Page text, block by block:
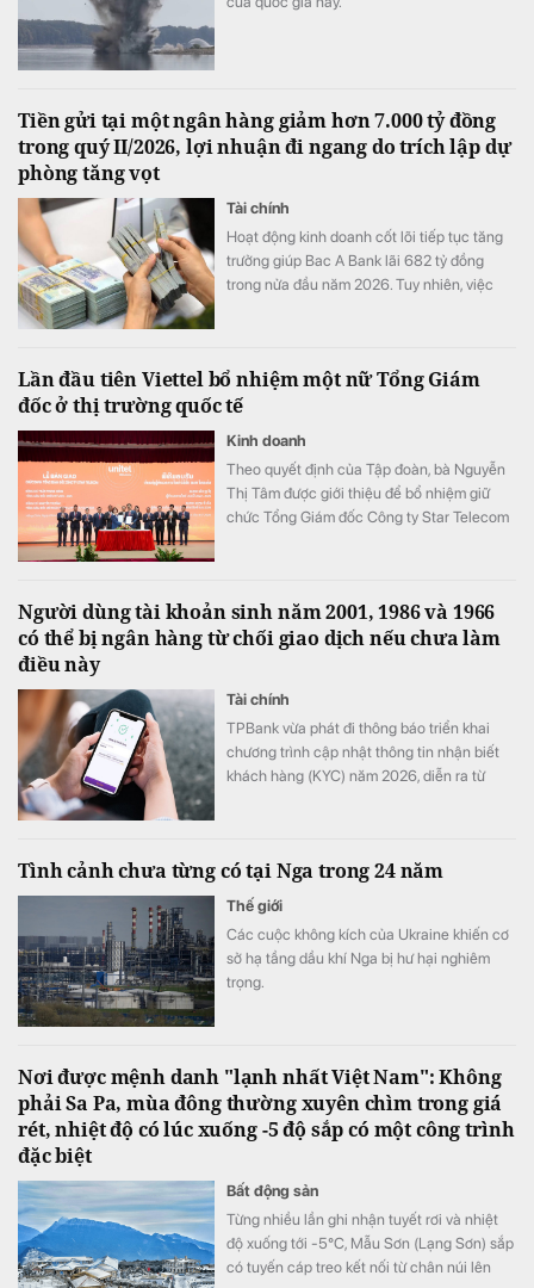
Tiền gửi tại một ngân hàng giảm hơn 7.000 tỷ đồng
trong quý II/2026, lợi nhuận đi ngang do trích lập dự
phòng tăng vọt
Tài chính
Hoạt động kinh doanh cốt lõi tiếp tục tăng
trưởng giúp Bac A Bank lãi 682 tỷ đồng
trong nửa đầu năm 2026. Tuy nhiên, việc
ngân hàng.
Lần đầu tiên Viettel bổ nhiệm một nữ Tổng Giám
đốc ở thị trường quốc tế
Kinh doanh
Theo quyết định của Tập đoàn, bà Nguyễn
Thị Tâm được giới thiệu để bổ nhiệm giữ
chức Tổng Giám đốc Công ty Star Telecom
Người dùng tài khoản sinh năm 2001, 1986 và 1966
có thể bị ngân hàng từ chối giao dịch nếu chưa làm
điều này
Tài chính
TPBank vừa phát đi thông báo triển khai
chương trình cập nhật thông tin nhận biết
khách hàng (KYC) năm 2026, diễn ra từ
Tình cảnh chưa từng có tại Nga trong 24 năm
Thế giới
Các cuộc không kích của Ukraine khiến cơ
sở hạ tầng dầu khí Nga bị hư hại nghiêm
trọng.
Nơi được mệnh danh "lạnh nhất Việt Nam": Không
phải Sa Pa, mùa đông thường xuyên chìm trong giá
rét, nhiệt độ có lúc xuống -5 độ sắp có một công trình
đặc biệt
Bất động sản
Từng nhiều lần ghi nhận tuyết rơi và nhiệt
độ xuống tới -5°C, Mẫu Sơn (Lạng Sơn) sắp
có tuyến cáp treo kết nối từ chân núi lên